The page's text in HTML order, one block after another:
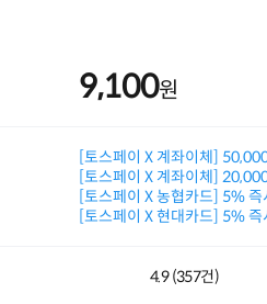
9,100원
[토스페이 X 계좌이체]
[토스페이 X 계좌이체]
[토스페이 X 농협카드] 5%
[토스페이 X 현대카드] 5%
4.9 (357건)